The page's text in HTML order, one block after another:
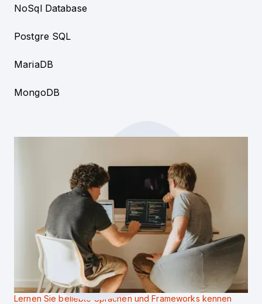
NoSql Database
Postgre SQL
MariaDB
MongoDB
Lernen Sie beliebte Sprachen und Frameworks kennen